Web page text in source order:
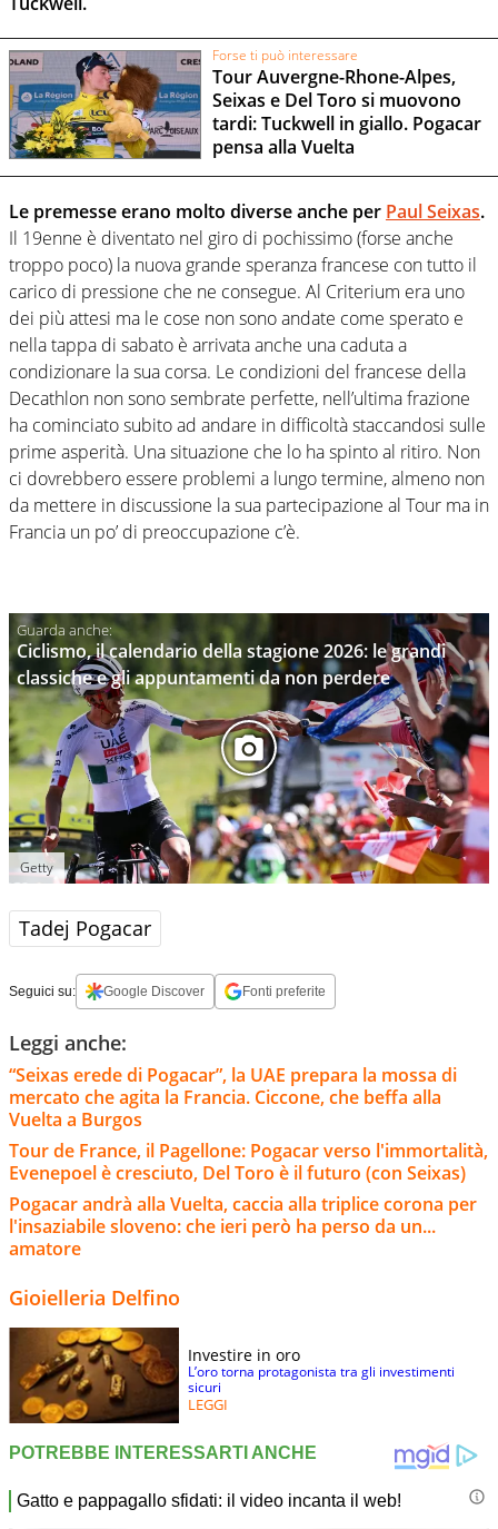
Forse ti può interessare
Tour Auvergne-Rhone-Alpes,
Seixas e Del Toro si muovono
tardi: Tuckwell in giallo. Pogacar
pensa alla Vuelta
Le premesse erano molto diverse anche per Paul Seixas.
Il 19enne è diventato nel giro di pochissimo (forse anche
troppo poco) la nuova grande speranza francese con tutto il
carico di pressione che ne consegue. Al Criterium era uno
dei più attesi ma le cose non sono andate come sperato e
nella tappa di sabato è arrivata anche una caduta a
condizionare la sua corsa. Le condizioni del francese della
Decathlon non sono sembrate perfette, nell’ultima frazione
ha cominciato subito ad andare in difficoltà staccandosi sulle
prime asperità. Una situazione che lo ha spinto al ritiro. Non
ci dovrebbero essere problemi a lungo termine, almeno non
da mettere in discussione la sua partecipazione al Tour ma in
Francia un po’ di preoccupazione c’è.
Ciclismo, il calendario della stagione 2026: le grandi
classiche e gli appuntamenti da non perdere
Getty
Tadej Pogacar
Seguici su: Google Discover Fonti preferite
Leggi anche:
“Seixas erede di Pogacar”, la UAE prepara la mossa di
mercato che agita la Francia. Ciccone, che beffa alla
Vuelta a Burgos
Tour de France, il Pagellone: Pogacar verso l'immortalità,
Evenepoel è cresciuto, Del Toro è il futuro (con Seixas)
Pogacar andrà alla Vuelta, caccia alla triplice corona per
l'insaziabile sloveno: che ieri però ha perso da un...
amatore
Gioielleria Delfino
Investire in oro
L’oro torna protagonista tra gli investimenti
sicuri
LEGGI